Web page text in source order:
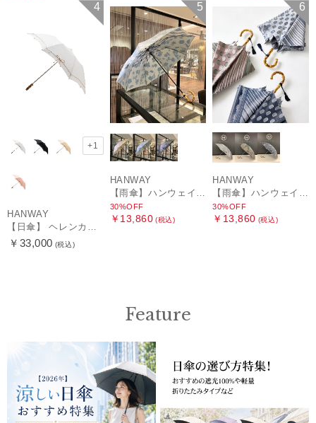
4
+1
HANWAY
￥33,000 (税込)
5
HANWAY
【雨傘】ハンウェイ (HANWAY) Lily CJ（リリー・シー・ジェー） 日本製 親骨：51～55cm
30%OFF
￥13,860 (税込)
6
HANWAY
【雨傘】ハンウェイ (HANWAY) Pカットジャカード Dot & Stripe mix CJ ドット・アンド・ストライプ・シー・ジェー ショート長傘 日本製
30%OFF
￥13,860 (税込)
Feature